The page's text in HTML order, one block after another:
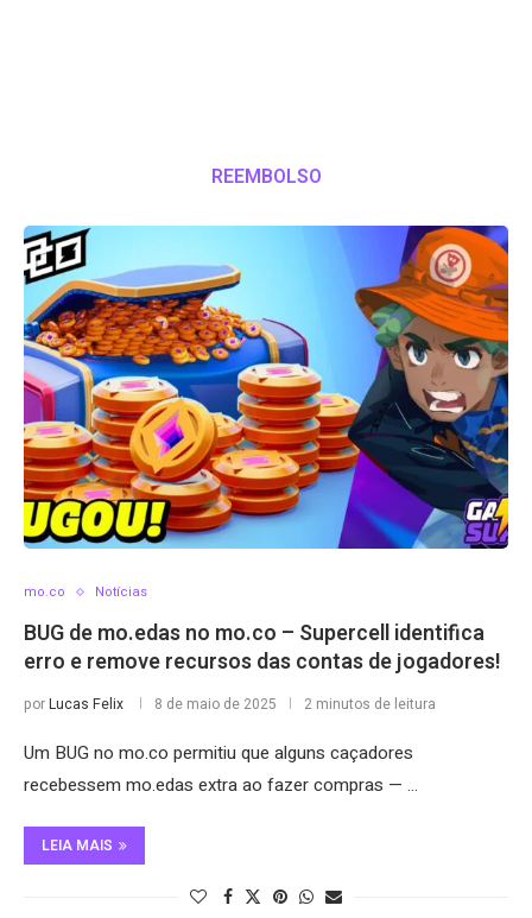
REEMBOLSO
mo.co Notícias
BUG de mo.edas no mo.co – Supercell identifica
erro e remove recursos das contas de jogadores!
porLucas Felix 8 de maio de 2025 2 minutos de leitura
Um BUG no mo.co permitiu que alguns caçadores
recebessem mo.edas extra ao fazer compras — …
LEIA MAIS